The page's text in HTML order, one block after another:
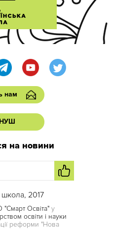
нам
НУШ
на новини
2017
"Смарт Освіта" у
освіти і науки
реформи "Нова